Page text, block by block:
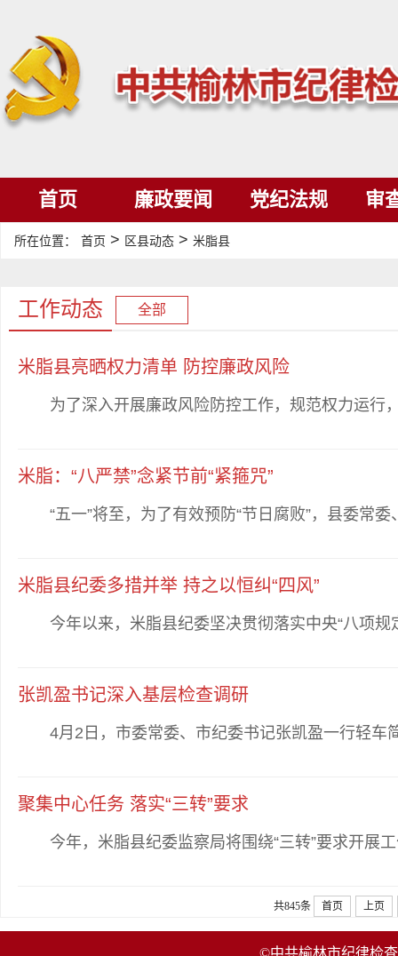
首页 廉政要闻 党纪法规 审
所在位置： 首页 > 区县动态 > 米脂县
工作动态 全部
米脂县亮晒权力清单 防控廉政风险
为了深入开展廉政风险防控工作，规范权力运行
米脂：“八严禁”念紧节前“紧箍咒”
“五一”将至，为了有效预防“节日腐败”，县委常委
米脂县纪委多措并举 持之以恒纠“四风”
今年以来，米脂县纪委坚决贯彻落实中央“八项规
张凯盈书记深入基层检查调研
4月2日，市委常委、市纪委书记张凯盈一行轻车
聚集中心任务 落实“三转”要求
今年，米脂县纪委监察局将围绕“三转”要求开展
共845条 首页 上页
©中共榆林市纪律检